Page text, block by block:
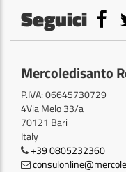
Seguici
Mercoledisanto
P.IVA: 06645730729
4Via Melo 33/a
70121 Bari
Italy
+39 0805232360